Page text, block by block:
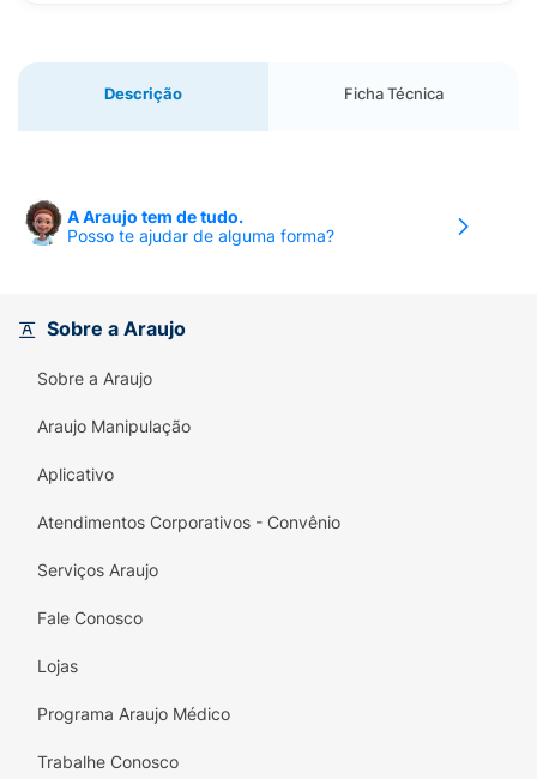
Descrição Ficha Técnica
A Araujo tem de tudo.
Posso te ajudar de alguma forma?
Sobre a Araujo
Sobre a Araujo
Araujo Manipulação
Aplicativo
Atendimentos Corporativos - Convênio
Serviços Araujo
Fale Conosco
Lojas
Programa Araujo Médico
Trabalhe Conosco